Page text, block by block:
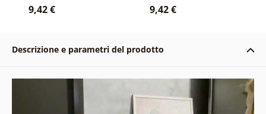
9,42 € 9,42 €
Descrizione e parametri del prodotto